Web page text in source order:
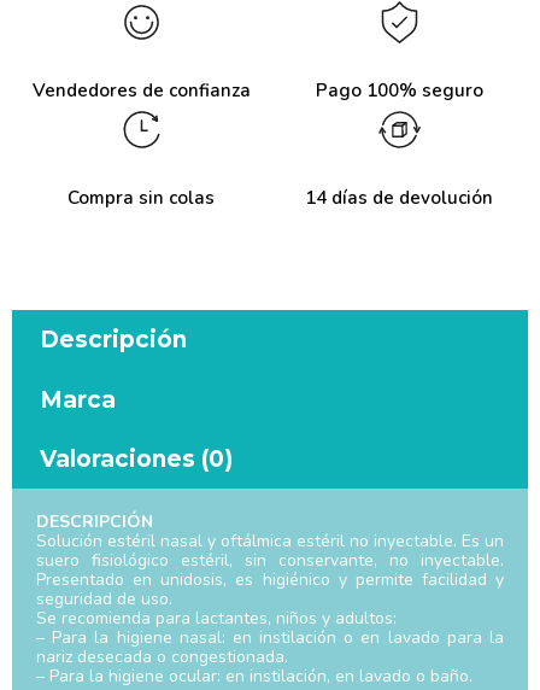
Vendedores de confianza Pago 100% seguro
Compra sin colas 14 días de devolución
Descripción
Marca
Valoraciones (0)
DESCRIPCIÓN
Solución estéril nasal y oftálmica estéril no inyectable. Es un
suero fisiológico estéril, sin conservante, no inyectable.
Presentado en unidosis, es higiénico y permite facilidad y
seguridad de uso.
Se recomienda para lactantes, niños y adultos:
– Para la higiene nasal: en instilación o en lavado para la
nariz desecada o congestionada.
– Para la higiene ocular: en instilación, en lavado o baño.